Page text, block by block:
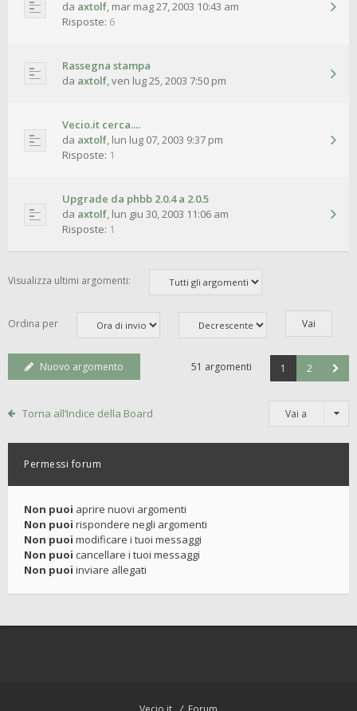
da axtolf, mar mag 27, 2003 10:43 am
Risposte: 6
Rassegna stampa
da axtolf,ven lug 25, 2003 7:50 pm
Vecio.it cerca....
da axtolf, lun lug 07, 2003 9:37 pm
Risposte: 1
Upgrade da phbb 2.0.4 a 2.0.5
da axtolf, lun giu 30, 2003 11:06 am
Risposte: 1
Visualizza ultimi argomenti:
Ordina per
Nuovo argomento 51 argomenti 1 2
Torna all’Indice della Board Vai a
Permessi forum
Non puoi aprire nuovi argomenti
Non puoi rispondere negli argomenti
Non puoi modificare i tuoi messaggi
Non puoi cancellare i tuoi messaggi
Non puoi inviare allegati